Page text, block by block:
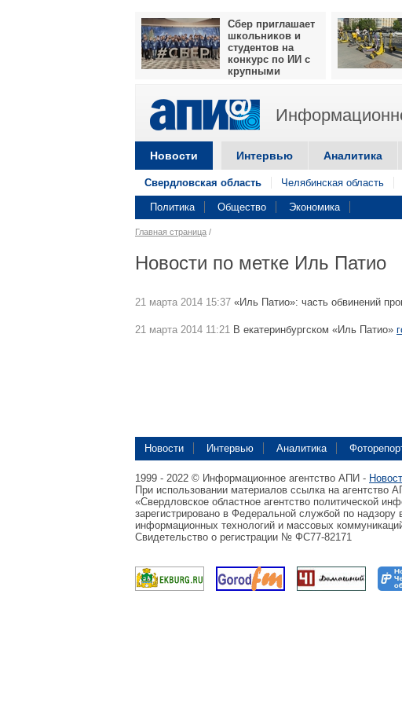
Сбер приглашает
школьников и
студентов на
конкурс по ИИ с
крупными
Новости Интервью Аналитика
Свердловская область Челябинская область
Политика Общество Экономика
Главная страница /
Новости по метке Иль Патио
21 марта 2014 15:37 «Иль Патио»: часть обвинений
21 марта 2014 11:21 В екатеринбургском «Иль Патио»
Новости Интервью Аналитика
1999 - 2022 © Информационное агентство АПИ -
При использовании материалов ссылка на агентство
«Свердловское областное агентство политической
зарегистрировано в Федеральной службой по надзору
информационных технологий и массовых
Свидетельство о регистрации № ФС77-82171